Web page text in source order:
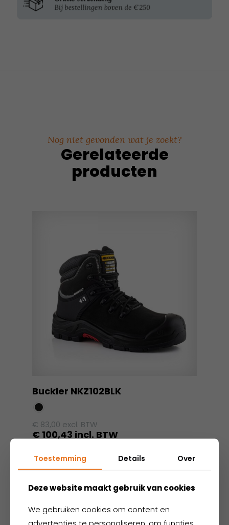
Nog niet gevonden wat je zoekt?
Gerelateerde
producten
Buckler NKZ102BLK
€ 83,00 excl. BTW
€ 100,43 incl. BTW
product
meerdere
Deze
Toestemming Details Over
Deze website maakt gebruik van cookies
We gebruiken cookies om content en